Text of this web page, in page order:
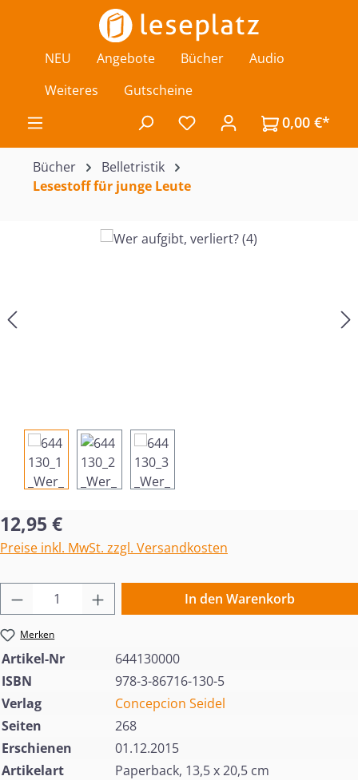
Zum Hauptinhalt springen
NEU Angebote Bücher
Audio
Weiteres
Gutscheine
Du hast 0 Produkte auf
0,00 €*
Bücher
Belletristik
Lesestoff für junge Leute
Bildergalerie überspringen
Regulärer Preis:
12,95 €
Preise inkl. MwSt. zzgl. Versandkosten
Produkt Anzahl: Gib den gewünschten
In den Warenkorb
Merken
Artikel-Nr
644130000
ISBN
978-3-86716-130-5
Verlag
Concepcion Seidel
Seiten
268
Erschienen
01.12.2015
Artikelart
Paperback, 13,5 x 20,5 cm